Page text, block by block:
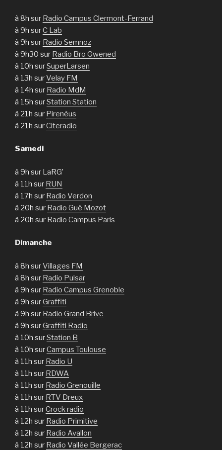
à 8h sur Radio Campus Clermont-Ferrand
à 9h surC Lab
à 9h sur Radio Semnoz
à 9h30 sur Radio Bro Gwened
à 10h surSuperLarsen
à 13h surVelay FM
à 14h sur Radio MdM
à 15h surStation Station
à 21h sur Pirenèus
à 21h surCiteradio
Samedi
à 9h sur LaRG’
à 11h sur RUN
à 17h sur Radio Verdon
à 20h sur Radio Gué Mozot
à 20h sur Radio Campus Paris
Dimanche
à 8h surVillages FM
à 8h sur Radio Pulsar
à 9h sur Radio Campus Grenoble
à 9h surGraffiti
à 9h sur Radio Grand Brive
à 9h surGraffiti Radio
à 10h surStation B
à 10h surCampus Toulouse
à 11h sur Radio U
à 11h sur RDWA
à 11h sur Radio Grenouille
à 11h sur RTV Dreux
à 11h surCrock radio
à 12h sur Radio Primitive
à 12h sur Radio Avallon
à 12h sur Radio Vallée Bergerac